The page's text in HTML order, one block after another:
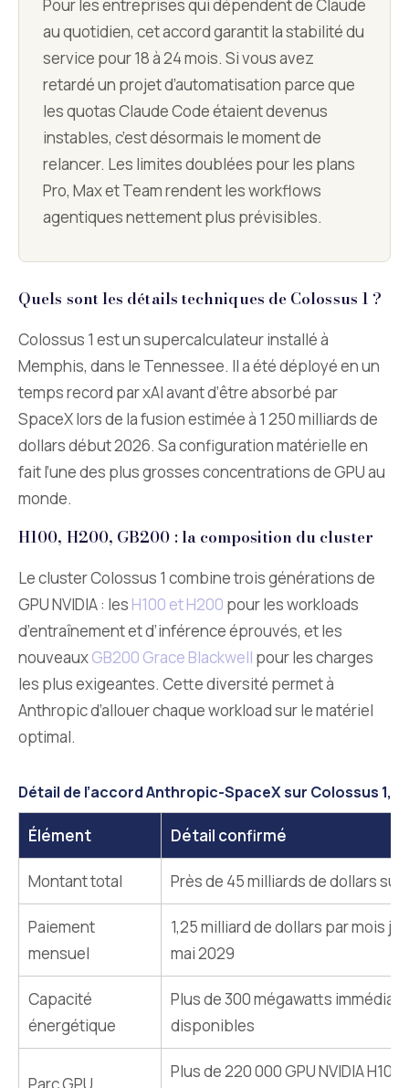
Pour les entreprises qui dépendent de Claude
au quotidien, cet accord garantit la stabilité du
service pour 18 à 24 mois. Si vous avez
retardé un projet d’automatisation parce que
les quotas Claude Code étaient devenus
instables, c’est désormais le moment de
relancer. Les limites doublées pour les plans
Pro, Max et Team rendent les workflows
agentiques nettement plus prévisibles.
Quels sont les détails techniques de Colossus 1 ?
Colossus 1 est un supercalculateur installé à
Memphis, dans le Tennessee. Il a été déployé en un
temps record par xAI avant d’être absorbé par
SpaceX lors de la fusion estimée à 1 250 milliards de
dollars début 2026. Sa configuration matérielle en
fait l’une des plus grosses concentrations de GPU au
monde.
H100, H200, GB200 : la composition du cluster
Le cluster Colossus 1 combine trois générations de
GPU NVIDIA : les H100 et H200 pour les workloads
d’entraînement et d’inférence éprouvés, et les
nouveauxGB200 Grace Blackwell pour les charges
les plus exigeantes. Cette diversité permet à
Anthropic d’allouer chaque workload sur le matériel
optimal.
Détail de l’accord Anthropic-SpaceX sur Colossus 1,
Élément Détail confirmé
Montant total Près de 45 milliards de dollars sur
Paiement
mensuel
1,25 milliard de dollars par mois
mai 2029
Capacité
énergétique
Plus de 300 mégawatts
disponibles
Plus de 220 000 GPU NVIDIA